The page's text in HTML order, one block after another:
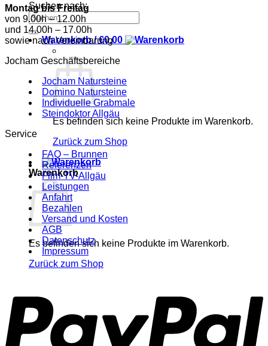
Suchen nach:
Warenkorb /€0,00
Es befinden sich keine Produkte im Warenkorb.
Zurück zum Shop
Warenkorb
Es befinden sich keine Produkte im Warenkorb.
Zurück zum Shop
Montag bis Freitag
von 9.00h – 12.00h
und 14.00h – 17.00h
sowie nach Vereinbarung
Jocham Geschäftsbereiche
Jocham Natursteine
Domino Natursteine
Individuelle Grabmale
Steindoktor Allgäu
Service
FAQ – Brunnen
Referenzen
Film-TV-Allgäu
Leistungen
Anfahrt
Bezahlen
Versand und Kosten
AGB
Datenschutz
Impressum